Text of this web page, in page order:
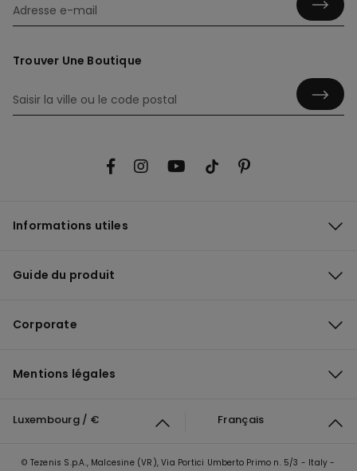
Trouver Une Boutique
Informations utiles
Guide du produit
Corporate
Mentions légales
Luxembourg / € Français
© Tezenis S.p.A., Malcesine (VR), Via Portici Umberto Primo n. 5/3 - Italy -